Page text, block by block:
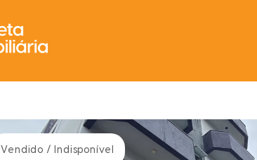
Vendido / Indisponível